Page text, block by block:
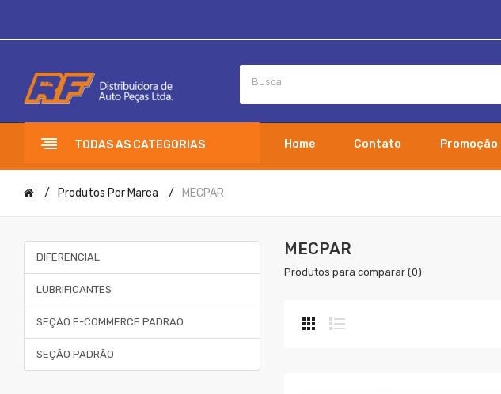
TODAS AS CATEGORIAS Home Contato Promoção
Produtos Por Marca MECPAR
DIFERENCIAL
LUBRIFICANTES
SEÇÃO E-COMMERCE PADRÃO
SEÇÃO PADRÃO
MECPAR
Produtos para comparar (0)